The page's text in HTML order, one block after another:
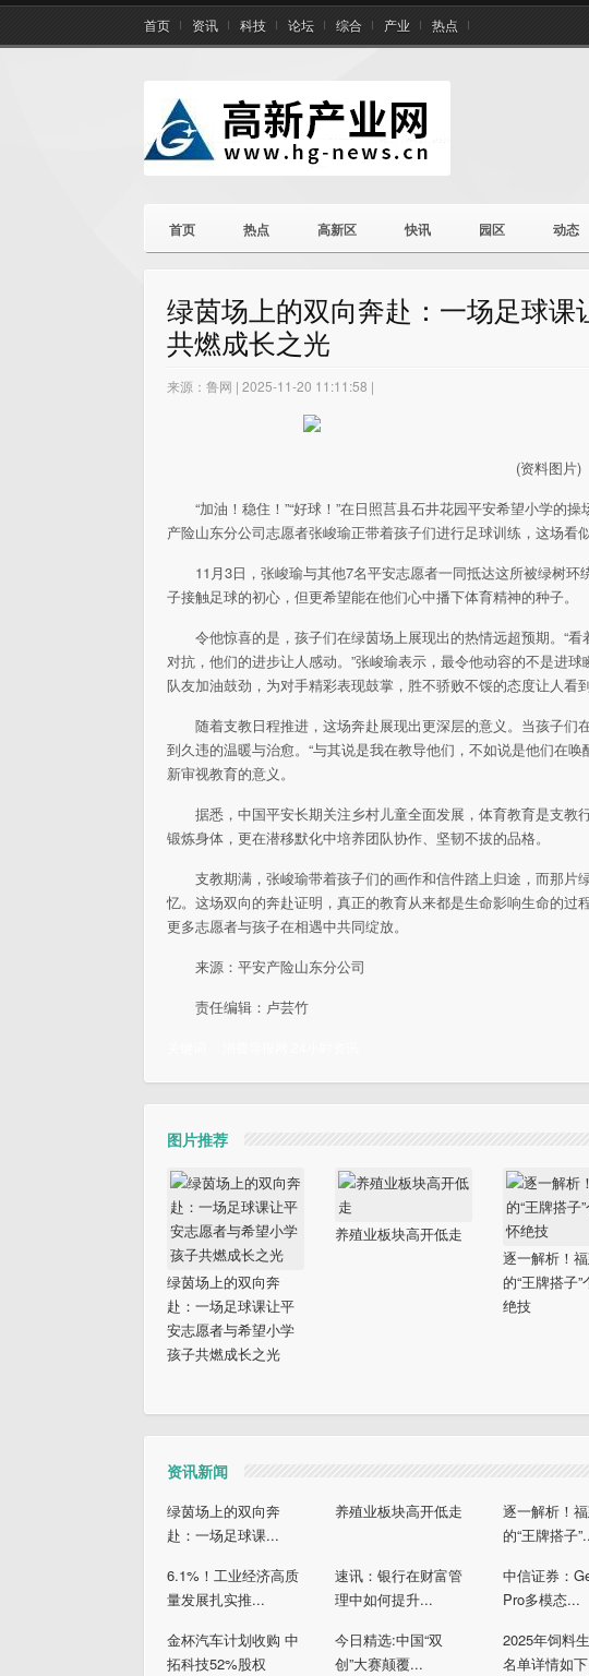
首页 资讯 科技 论坛 综合 产业 热点
首页 热点 高新区 快讯 园区 动态
绿茵场上的双向奔赴：一场足球
共燃成长之光
来源：鲁网 | 2025-11-20 11:11:58 |
(资料图片)
“加油！稳住！”“好球！”在日照莒县石井花园平安希望小学的
产险山东分公司志愿者张峻瑜正带着孩子们进行足球训练，这场看
11月3日，张峻瑜与其他7名平安志愿者一同抵达这所被绿树
子接触足球的初心，但更希望能在他们心中播下体育精神的种子。
令他惊喜的是，孩子们在绿茵场上展现出的热情远超预期。“
对抗，他们的进步让人感动。”张峻瑜表示，最令他动容的不是进
队友加油鼓劲，为对手精彩表现鼓掌，胜不骄败不馁的态度让人看
随着支教日程推进，这场奔赴展现出更深层的意义。当孩子
到久违的温暖与治愈。“与其说是我在教导他们，不如说是他们在
新审视教育的意义。
据悉，中国平安长期关注乡村儿童全面发展，体育教育是支教
锻炼身体，更在潜移默化中培养团队协作、坚韧不拔的品格。
支教期满，张峻瑜带着孩子们的画作和信件踏上归途，而那
忆。这场双向的奔赴证明，真正的教育从来都是生命影响生命的
更多志愿者与孩子在相遇中共同绽放。
来源：平安产险山东分公司
责任编辑：卢芸竹
图片推荐
绿茵场上的双向奔
赴：一场足球课让平
安志愿者与希望小学
孩子共燃成长之光
养殖业板块高开低走
逐一解析！
的“王牌搭子
绝技
资讯新闻
绿茵场上的双向奔
赴：一场足球课...
养殖业板块高开低走
逐一解析！
的“王牌搭子
6.1%！工业经济高质
量发展扎实推...
速讯：银行在财富管
理中如何提升...
中信证券：
Pro多模态...
金杯汽车计划收购 中
拓科技52%股权
今日精选:中国“双
创”大赛颠覆...
2025年饲料
名单详情如